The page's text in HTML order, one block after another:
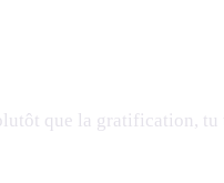
que la gratification, tu